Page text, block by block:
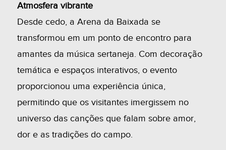
Atmosfera vibrante
Desde cedo, a Arena da Baixada se
transformou em um ponto de encontro para
amantes da música sertaneja. Com decoração
temática e espaços interativos, o evento
proporcionou uma experiência única,
permitindo que os visitantes imergissem no
universo das canções que falam sobre amor,
dor e as tradições do campo.